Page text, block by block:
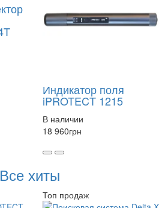
Индикатор поля
iPROTECT 1215
В наличии
18 960грн
Все хиты
Топ продаж